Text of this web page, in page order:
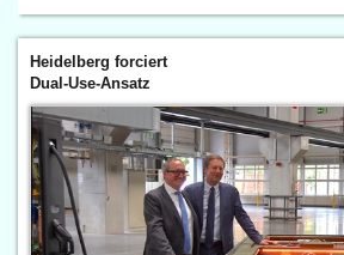
Heidelberg forciert
Dual-Use-Ansatz